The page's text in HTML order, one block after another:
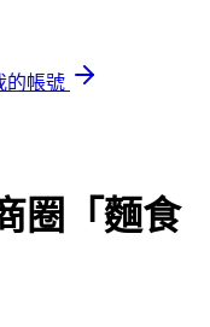
的帳號
圈「麵食